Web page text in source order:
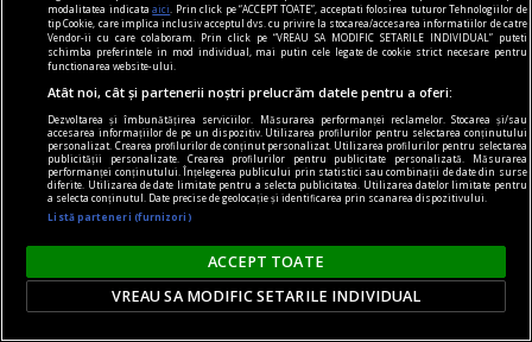
Popovici, gata de competiția anului. Când începe
Campionatul European
Înotătorul român e gata să strălucească la Paris.
modalitatea indicataaici
. Prin click pe “ACCEPT TOATE”, acceptati folosirea tuturor Tehnologiilor de
tip Cookie, care implica inclusiv acceptul dvs. cu privire la stocarea/accesarea informatiilor de catre
Vendor-ii cu care colaboram. Prin click pe “VREAU SA MODIFIC SETARILE INDIVIDUAL” puteti
schimba preferintele in mod individual, mai putin cele legate de cookie strict necesare pentru
functionarea website-ului.
Atât noi, cât și partenerii noștri prelucrăm datele pentru a oferi:
Dezvoltarea și îmbunătățirea serviciilor. Măsurarea performanței reclamelor. Stocarea și/sau
accesarea informațiilor de pe un dispozitiv. Utilizarea profilurilor pentru selectarea conținutului
personalizat. Crearea profilurilor de conținut personalizat. Utilizarea profilurilor pentru selectarea
publicității personalizate. Crearea profilurilor pentru publicitate personalizată. Măsurarea
performanței conținutului. Înțelegerea publicului prin statistici sau combinații de date din surse
diferite. Utilizarea de date limitate pentru a selecta publicitatea. Utilizarea datelor limitate pentru
a selecta conținutul. Date precise de geolocație și identificarea prin scanarea dispozitivului.
Listă parteneri (furnizori)
ACCEPT TOATE
VREAU SA MODIFIC SETARILE INDIVIDUAL